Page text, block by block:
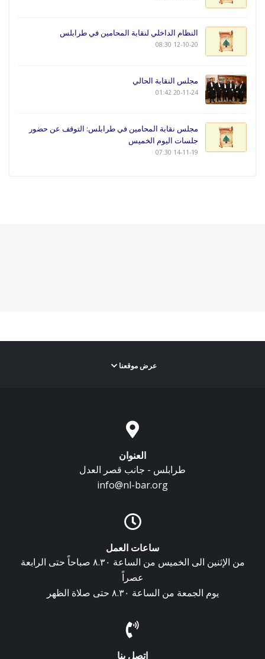
النظام الداخلي لنقابة المحامين في طرابلس
12-10-20 08:30
مجلس النقابة الحالي
20-11-24 01:42
مجلس نقابة المحامين في طرابلس: التوقف عن حضور
جلسات اليوم الخميس
14-11-19 07:30
عرض موقعنا
العنوان
طرابلس - جانب قصر العدل
info@nl-bar.org
ساعات العمل
من الإثنين الى الخميس من الساعة ٨.٣٠ صباحاً حتى الرابعة
عصراً
يوم الجمعة من الساعة ٨.٣٠ حتى صلاة الظهر
اتصل بنا